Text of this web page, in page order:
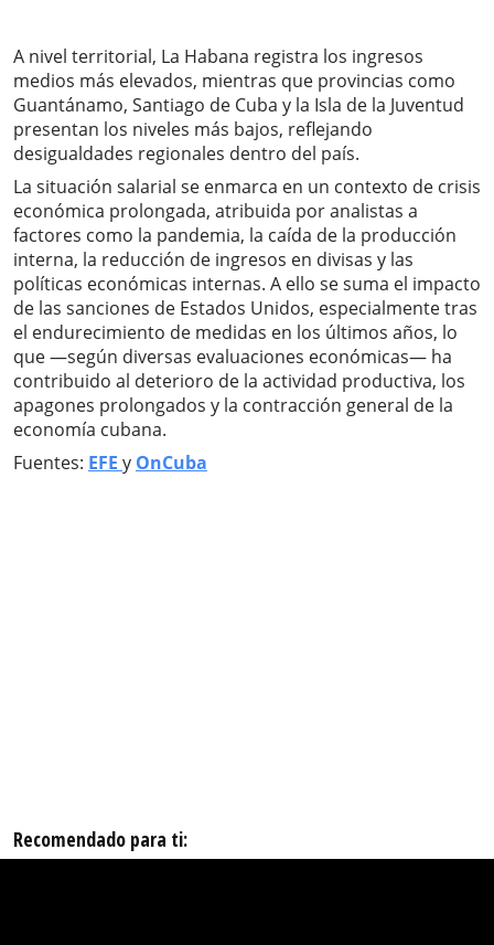
A nivel territorial, La Habana registra los ingresos
medios más elevados, mientras que provincias como
Guantánamo, Santiago de Cuba y la Isla de la Juventud
presentan los niveles más bajos, reflejando
desigualdades regionales dentro del país.
La situación salarial se enmarca en un contexto de crisis
económica prolongada, atribuida por analistas a
factores como la pandemia, la caída de la producción
interna, la reducción de ingresos en divisas y las
políticas económicas internas. A ello se suma el impacto
de las sanciones de Estados Unidos, especialmente tras
el endurecimiento de medidas en los últimos años, lo
que —según diversas evaluaciones económicas— ha
contribuido al deterioro de la actividad productiva, los
apagones prolongados y la contracción general de la
economía cubana.
Fuentes: EFE y OnCuba
Recomendado para ti: